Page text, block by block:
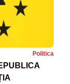
Politica